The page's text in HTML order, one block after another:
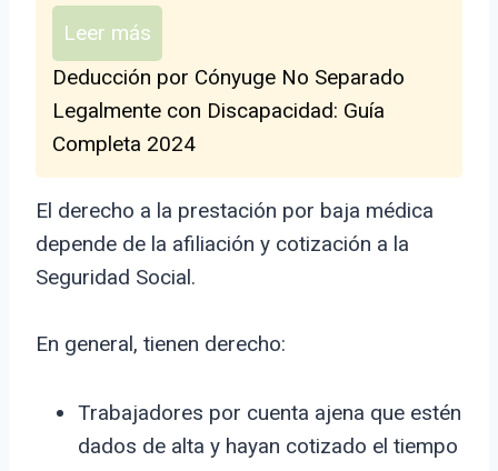
Leer más
Deducción por Cónyuge No Separado
Legalmente con Discapacidad: Guía
Completa 2024
El derecho a la prestación por baja médica
depende de la afiliación y cotización a la
Seguridad Social.
En general, tienen derecho:
Trabajadores por cuenta ajena que estén
dados de alta y hayan cotizado el tiempo